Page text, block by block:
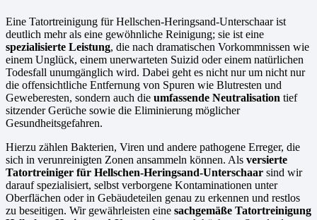
Eine Tatortreinigung für Hellschen-Heringsand-Unterschaar ist
deutlich mehr als eine gewöhnliche Reinigung; sie ist eine
spezialisierte Leistung, die nach dramatischen Vorkommnissen wie
einem Unglück, einem unerwarteten Suizid oder einem natürlichen
Todesfall unumgänglich wird. Dabei geht es nicht nur um nicht nur
die offensichtliche Entfernung von Spuren wie Blutresten und
Geweberesten, sondern auch die umfassende Neutralisation tief
sitzender Gerüche sowie die Eliminierung möglicher
Gesundheitsgefahren.
Hierzu zählen Bakterien, Viren und andere pathogene Erreger, die
sich in verunreinigten Zonen ansammeln können. Als versierte
Tatortreiniger für Hellschen-Heringsand-Unterschaar sind wir
darauf spezialisiert, selbst verborgene Kontaminationen unter
Oberflächen oder in Gebäudeteilen genau zu erkennen und restlos
zu beseitigen. Wir gewährleisten eine sachgemäße Tatortreinigung